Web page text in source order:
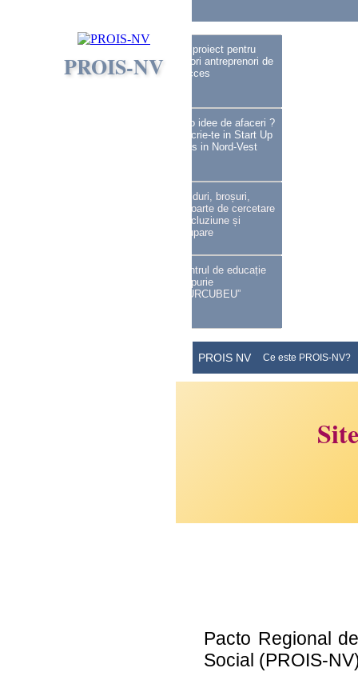
PROIS-NV
Un proiect pentru
viitori antreprenori de
succes
Ai o idee de afaceri ?
Inscrie-te in Start Up
Plus in Nord-Vest
Ghiduri, broșuri,
rapoarte de cercetare
- incluziune și
ocupare
Centrul de educație
timpurie
„CURCUBEU”
PROIS NV Ce este PROIS-NV?
Pacto Regional
Social (PROIS-